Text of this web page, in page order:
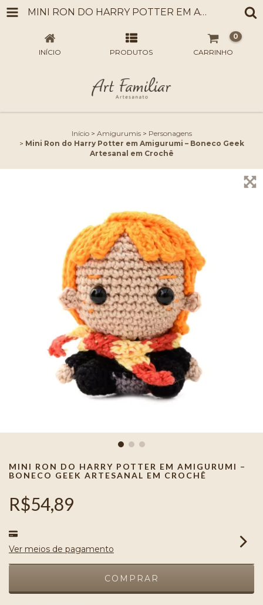
MINI RON DO HARRY POTTER EM AMIGURUMI – BONECO GEEK ARTESANAL EM CROCHÊ
INÍCIO PRODUTOS CARRINHO
0
Início > Amigurumis > Personagens
> Mini Ron do Harry Potter em Amigurumi – Boneco Geek
Artesanal em Crochê
MINI RON DO HARRY POTTER EM AMIGURUMI –
BONECO GEEK ARTESANAL EM CROCHÊ
R$54,89
Ver meios de pagamento